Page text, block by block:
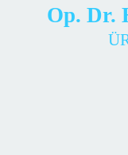
Op. Dr.